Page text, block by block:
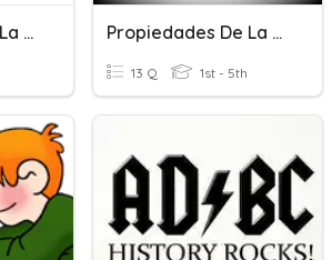
Propiedades De La Suma Propiedades De La Suma.
13 Q 1st - 5th